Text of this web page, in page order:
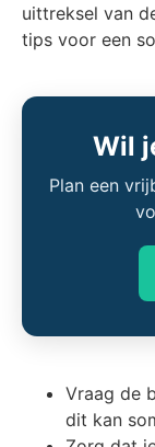
uittreksel van
tips voor een
Wil
Plan een
Vraag de
dit kan